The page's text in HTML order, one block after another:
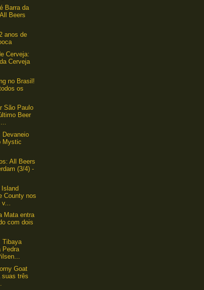
Barra da
Beers
anos de
Cerveja:
Cerveja
no Brasil!
os
São Paulo
Beer
Devaneio
Mystic
All Beers
(3/4) -
Island
County nos
Mata entra
com dois
Tibaya
Pedra
Goat
suas três